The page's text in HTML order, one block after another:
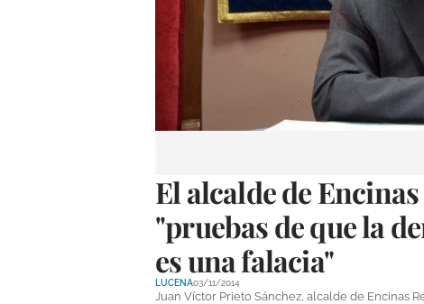
El alcalde de
"pruebas de que la
es una falacia"
LUCENA03/11/2014
Juan Víctor Prieto Sánchez, alcalde de Encinas